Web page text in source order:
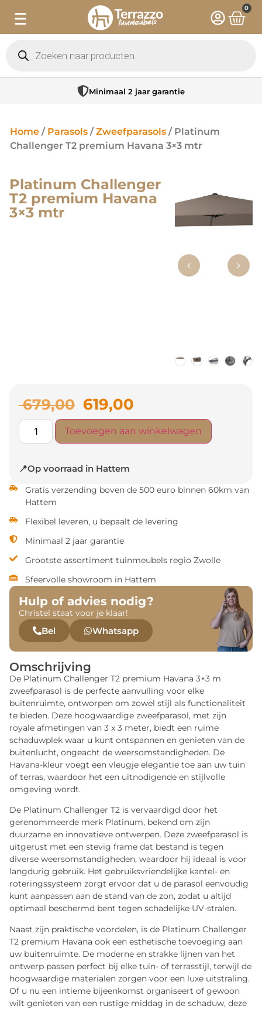
0
Minimaal 2 jaar garantie
Home / Parasols /Zweefparasols / Platinum
Challenger T2 premium Havana 3×3 mtr
Platinum Challenger
T2 premium Havana
3×3 mtr
679,00 619,00
Toevoegen aan winkelwagen
📍Op voorraad in Hattem
Gratis verzending boven de 500 euro binnen 60km van
Hattem
Flexibel leveren, u bepaalt de levering
Minimaal 2 jaar garantie
Grootste assortiment tuinmeubels regio Zwolle
Sfeervolle showroom in Hattem
Hulp of advies nodig?
Christel staat voor je klaar!
Bel Whatsapp
Omschrijving
De Platinum Challenger T2 premium Havana 3×3 m
zweefparasol is de perfecte aanvulling voor elke
buitenruimte, ontworpen om zowel stijl als functionaliteit
te bieden. Deze hoogwaardige zweefparasol, met zijn
royale afmetingen van 3 x 3 meter, biedt een ruime
schaduwplek waar u kunt ontspannen en genieten van de
buitenlucht, ongeacht de weersomstandigheden. De
Havana-kleur voegt een vleugje elegantie toe aan uw tuin
of terras, waardoor het een uitnodigende en stijlvolle
omgeving wordt.
De Platinum Challenger T2 is vervaardigd door het
gerenommeerde merk Platinum, bekend om zijn
duurzame en innovatieve ontwerpen. Deze zweefparasol is
uitgerust met een stevig frame dat bestand is tegen
diverse weersomstandigheden, waardoor hij ideaal is voor
langdurig gebruik. Het gebruiksvriendelijke kantel- en
roteringssysteem zorgt ervoor dat u de parasol eenvoudig
kunt aanpassen aan de stand van de zon, zodat u altijd
optimaal beschermd bent tegen schadelijke UV-stralen.
Naast zijn praktische voordelen, is de Platinum Challenger
T2 premium Havana ook een esthetische toevoeging aan
uw buitenruimte. De moderne en strakke lijnen van het
ontwerp passen perfect bij elke tuin- of terrasstijl, terwijl de
hoogwaardige materialen zorgen voor een luxe uitstraling.
Of u nu een intieme bijeenkomst organiseert of gewoon
wilt genieten van een rustige middag in de schaduw, deze